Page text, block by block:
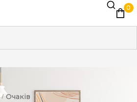
0
/ Очаків